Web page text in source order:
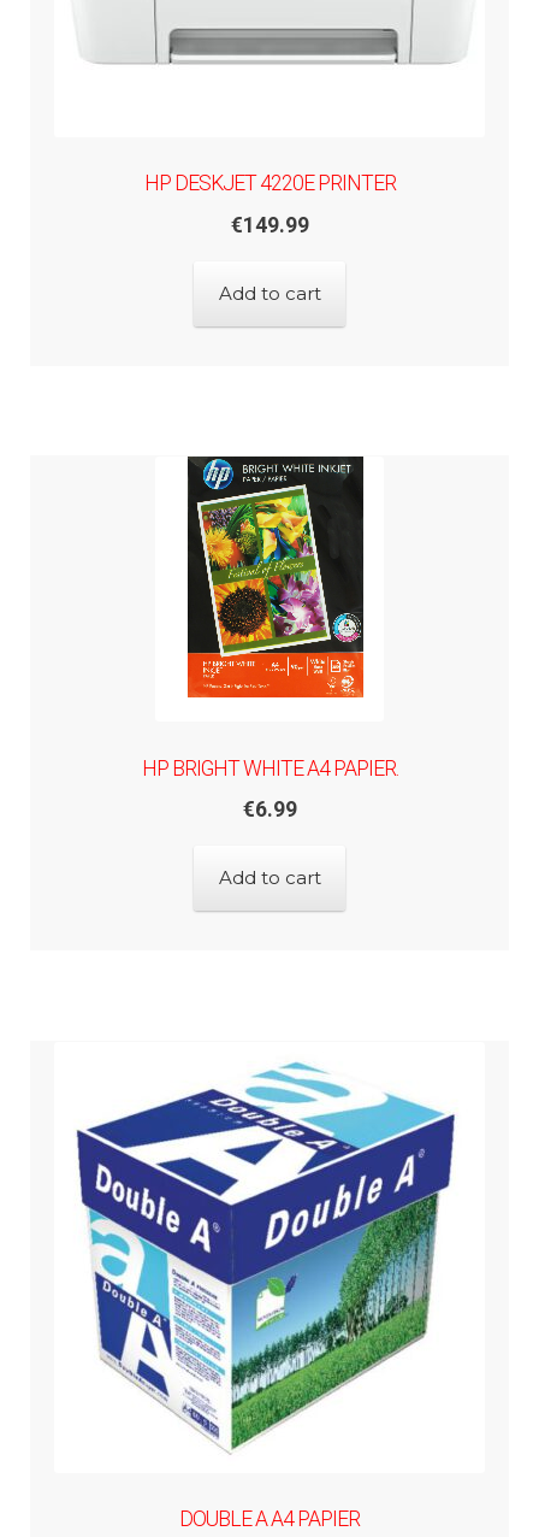
HP DESKJET 4220E PRINTER
€149.99
Add to cart
HP BRIGHT WHITE A4 PAPIER.
€6.99
Add to cart
DOUBLE A A4 PAPIER